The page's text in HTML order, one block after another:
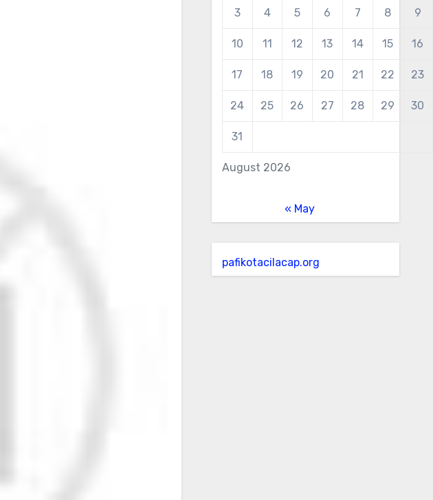
August 2026
3 4 5 6 7 8 9
10 11 12 13 14 15 16
17 18 19 20 21 22 23
24 25 26 27 28 29 30
31
« May
pafikotacilacap.org